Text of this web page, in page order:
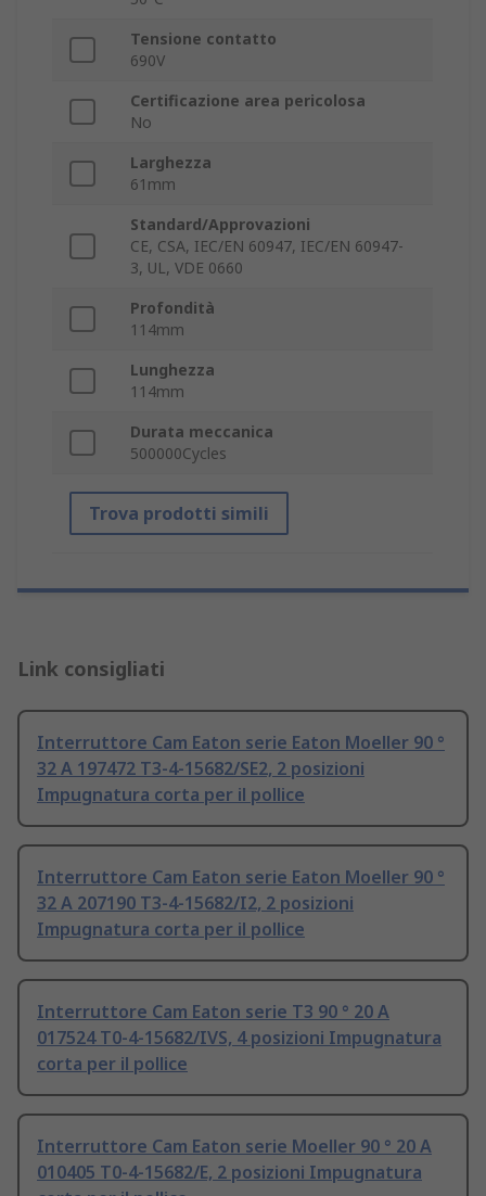
Tensione contatto
690V
Certificazione area pericolosa
No
Larghezza
61mm
Standard/Approvazioni
CE, CSA, IEC/EN 60947, IEC/EN 60947-
3, UL, VDE 0660
Profondità
114mm
Lunghezza
114mm
Durata meccanica
500000Cycles
Trova prodotti simili
Link consigliati
Interruttore Cam Eaton serie Eaton Moeller 90 °
32 A 197472 T3-4-15682/SE2, 2 posizioni
Impugnatura corta per il pollice
Interruttore Cam Eaton serie Eaton Moeller 90 °
32 A 207190 T3-4-15682/I2, 2 posizioni
Impugnatura corta per il pollice
Interruttore Cam Eaton serie T3 90 ° 20 A
017524 T0-4-15682/IVS, 4 posizioni Impugnatura
corta per il pollice
Interruttore Cam Eaton serie Moeller 90 ° 20 A
010405 T0-4-15682/E, 2 posizioni Impugnatura